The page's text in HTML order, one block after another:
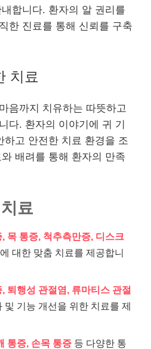
합니다. 환자의 알 권리를
한 진료를 통해 신뢰를 구축
치료
음까지 치유하는 따뜻하고
다. 환자의 이야기에 귀 기
하고 안전한 치료 환경을 조
배려를 통해 환자의 만족
료
목 통증, 척추측만증, 디스크
대한 맞춤 치료를 제공합니
퇴행성 관절염, 류마티스 관절
및 기능 개선을 위한 치료를 제
통증, 손목 통증 등 다양한 통